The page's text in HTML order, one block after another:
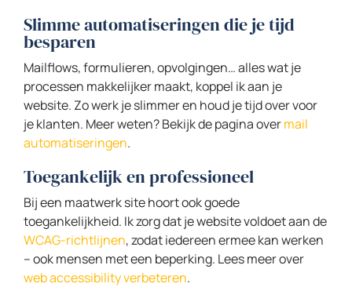
Slimme automatiseringen die je tijd
besparen
Mailflows, formulieren, opvolgingen… alles wat je
processen makkelijker maakt, koppel ik aan je
website. Zo werk je slimmer en houd je tijd over voor
je klanten. Meer weten? Bekijk de pagina overmail
automatiseringen.
Toegankelijk en professioneel
Bij een maatwerk site hoort ook goede
toegankelijkheid. Ik zorg dat je website voldoet aan de
WCAG-richtlijnen, zodat iedereen ermee kan werken
– ook mensen met een beperking. Lees meer over
web accessibility verbeteren.